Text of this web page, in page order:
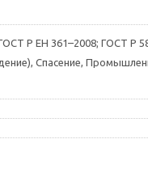
Р ЕН 361–2008; ГОСТ Р
Спасение,